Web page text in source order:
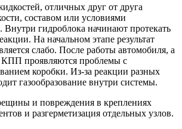
отличных друг от друга
составом или условиями
Внутри гидроблока начинают протекать
На начальном этапе результат
слабо. После работы автомобиля, а
КПП проявляются проблемы с
коробки. Из-за реакции разных
газообразование внутри системы.
и повреждения в креплениях
и разгерметизация отдельных узлов.